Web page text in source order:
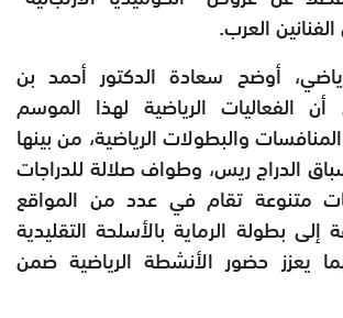
العرب.
أوضح سعادة الدكتور أحمد بن
الفعاليات الرياضية لهذا الموسم
والبطولات الرياضية، من بينها
الدراج ريس، وطواف صلالة للدراجات
متنوعة تقام في عدد من المواقع
إلى بطولة الرماية بالأسلحة التقليدية
يعزز حضور الأنشطة الرياضية ضمن